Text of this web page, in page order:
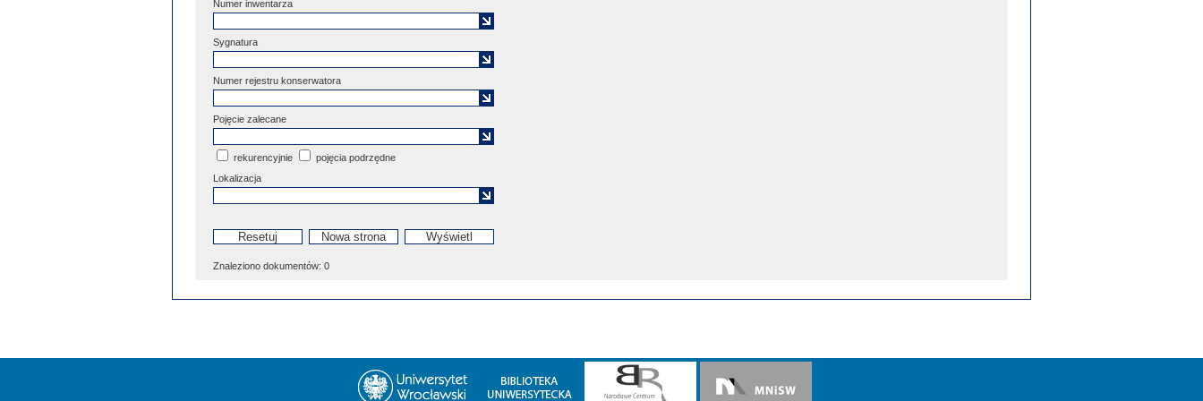
Numer inwentarza
Sygnatura
Numer rejestru konserwatora
Pojęcie zalecane
rekurencyjnie
pojęcia podrzędne
Lokalizacja
Znaleziono dokumentów: 0